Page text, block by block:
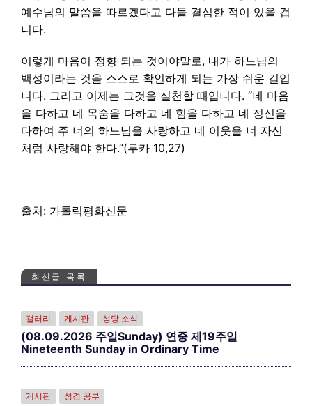
예수님의 말씀을 따르겠다고 다들 결심한 적이 있을 겁
니다.
이렇게 마음이 정향 되는 것이야말로, 내가 하느님의
백성이라는 것을 스스로 확인하게 되는 가장 쉬운 길입
니다. 그리고 이제는 그것을 실천할 때입니다. “네 마음
을 다하고 네 목숨을 다하고 네 힘을 다하고 네 정신을
다하여 주 너의 하느님을 사랑하고 네 이웃을 너 자신
처럼 사랑해야 한다.”(루카 10,27)
출처: 가톨릭평화신문
최신글 목록
갤러리 게시판 성당 소식
(08.09.2026 주일Sunday) 연중 제19주일
Nineteenth Sunday in Ordinary Time
게시판 성경 공부